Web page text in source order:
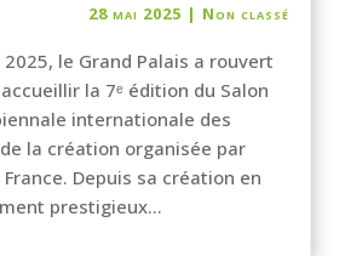
28 mai 2025 | Non classé
le Grand Palais a rouvert
la 7ᵉ édition du Salon
internationale des
la création organisée par
Depuis sa création en
prestigieux...